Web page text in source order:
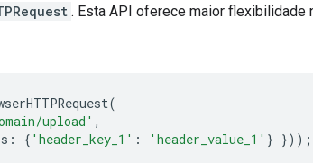
. Esta API oferece maior flexibilidade
(
upload' ,
: { 'header_key_1' : 'header_value_1' } }));